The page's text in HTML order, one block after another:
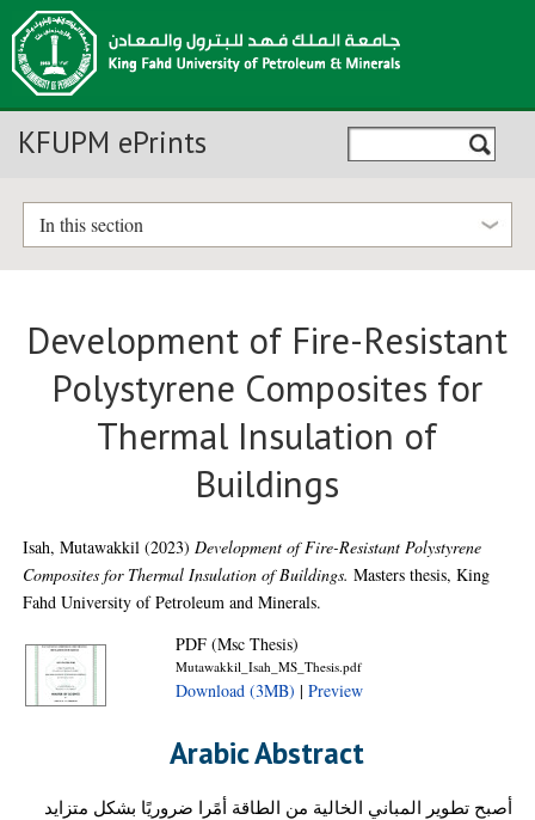
KFUPM ePrints
In this section
Development of Fire-Resistant
Polystyrene Composites for
Thermal Insulation of
Buildings
Isah, Mutawakkil (2023)Development of Fire-Resistant Polystyrene
Composites for Thermal Insulation of Buildings. Masters thesis, King
Fahd University of Petroleum and Minerals.
PDF (Msc Thesis)
Mutawakkil_Isah_MS_Thesis.pdf
Download (3MB) |Preview
Arabic Abstract
أصبح تطوير المباني الخالية من الطاقة أمًرا ضروريًا بشكل متزايد